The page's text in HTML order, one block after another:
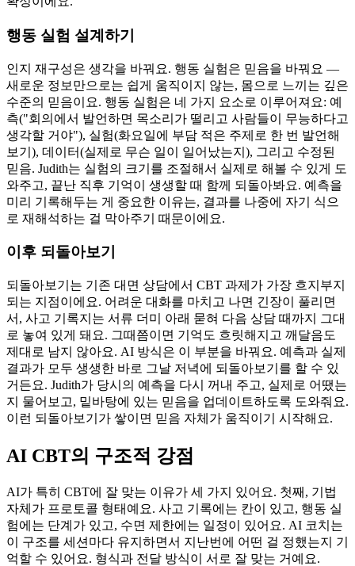
행동 실험 설계하기
인지 재구성은 생각을 바꿔요. 행동 실험은 믿음을 바꿔요 —
새로운 정보만으로는 쉽게 움직이지 않는, 몸으로 느끼는 깊은
수준의 믿음이요. 행동 실험은 네 가지 요소로 이루어져요: 예
측("회의에서 발언하면 목소리가 떨리고 사람들이 무능하다고
생각할 거야"), 실험(화요일에 부담 적은 주제로 한 번 발언해
보기), 데이터(실제로 무슨 일이 일어났는지), 그리고 수정된
믿음. Judith는 실험의 크기를 조절해서 실제로 해볼 수 있게 도
와주고, 끝난 직후 기억이 생생할 때 함께 되돌아봐요. 예측을
미리 기록해두는 게 중요한 이유는, 결과를 나중에 자기 식으
로 재해석하는 걸 막아주기 때문이에요.
이후 되돌아보기
되돌아보기는 기존 대면 상담에서 CBT 과제가 가장 흐지부지
되는 지점이에요. 어려운 대화를 마치고 나면 긴장이 풀리면
서, 사고 기록지는 서류 더미 아래 묻혀 다음 상담 때까지 그대
로 놓여 있게 돼요. 그때쯤이면 기억도 흐릿해지고 깨달음도
제대로 남지 않아요. AI 방식은 이 부분을 바꿔요. 예측과 실제
결과가 모두 생생한 바로 그날 저녁에 되돌아보기를 할 수 있
거든요. Judith가 당시의 예측을 다시 꺼내 주고, 실제로 어땠는
지 물어보고, 밑바탕에 있는 믿음을 업데이트하도록 도와줘요.
이런 되돌아보기가 쌓이면 믿음 자체가 움직이기 시작해요.
AI CBT의 구조적 강점
AI가 특히 CBT에 잘 맞는 이유가 세 가지 있어요. 첫째, 기법
자체가 프로토콜 형태예요. 사고 기록에는 칸이 있고, 행동 실
험에는 단계가 있고, 수면 제한에는 일정이 있어요. AI 코치는
이 구조를 세션마다 유지하면서 지난번에 어떤 걸 정했는지 기
억할 수 있어요. 형식과 전달 방식이 서로 잘 맞는 거예요.